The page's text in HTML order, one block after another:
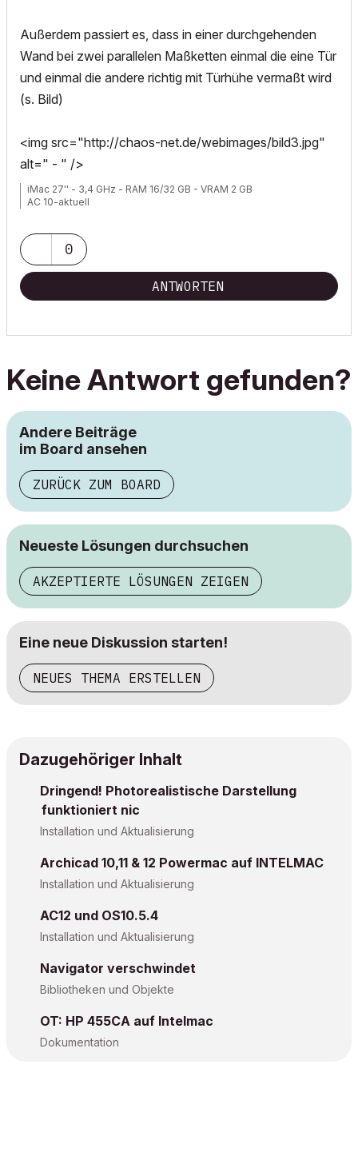
Außerdem passiert es, dass in einer durchgehenden
Wand bei zwei parallelen Maßketten einmal die eine Tür
und einmal die andere richtig mit Türhühe vermaßt wird
(s. Bild)
<img src="http://chaos-net.de/webimages/bild3.jpg"
alt=" - " />
iMac 27'' - 3,4 GHz - RAM 16/32 GB - VRAM 2 GB
AC 10-aktuell
0
ANTWORTEN
Keine Antwort gefunden?
Andere Beiträge
im Board ansehen
ZURÜCK ZUM BOARD
Neueste Lösungen durchsuchen
AKZEPTIERTE LÖSUNGEN ZEIGEN
Eine neue Diskussion starten!
NEUES THEMA ERSTELLEN
Dazugehöriger Inhalt
Dringend! Photorealistische Darstellung
funktioniert nic
Installation und Aktualisierung
Archicad 10,11 & 12 Powermac auf INTELMAC
Installation und Aktualisierung
AC12 und OS10.5.4
Installation und Aktualisierung
Navigator verschwindet
Bibliotheken und Objekte
OT: HP 455CA auf Intelmac
Dokumentation